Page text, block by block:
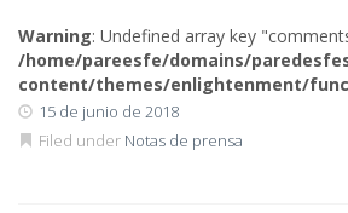
Warning: Undefined array key
/home/pareesfe/domains/
content/themes/enlightenment/
15 de junio de 2018
Filed under Notas de prensa